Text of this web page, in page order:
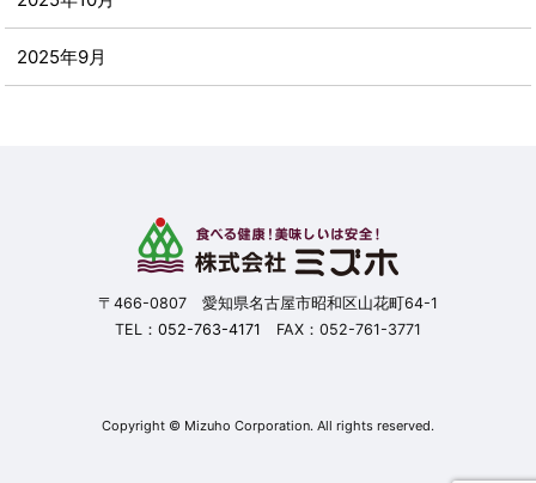
2025年9月
〒466-0807 愛知県名古屋市昭和区山花町64-1
TEL： 052-763-4171 FAX：052-761-3771
Copyright © Mizuho Corporation. All rights reserved.